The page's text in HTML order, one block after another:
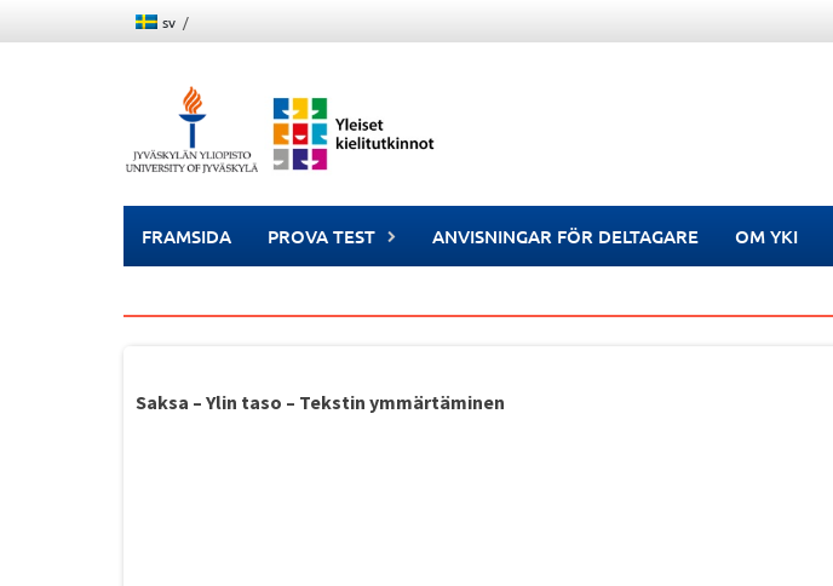
to
sv
FRAMSIDA PROVA TEST ANVISNINGAR FÖR DELTAGARE OM YKI
Saksa – Ylin taso – Tekstin ymmärtäminen